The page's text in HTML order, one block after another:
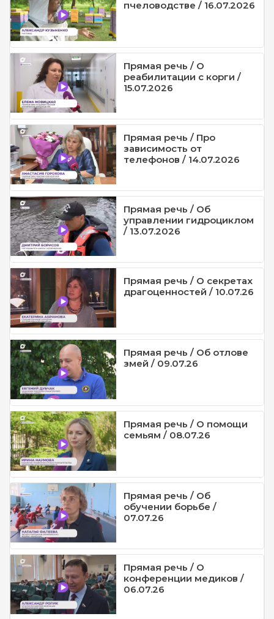
пчеловодстве / 16.07.2026
Прямая речь / О
реабилитации с корги /
15.07.2026
Прямая речь / Про
зависимость от
телефонов / 14.07.2026
Прямая речь / Об
управлении гидроциклом
/ 13.07.2026
Прямая речь / О секретах
драгоценностей / 10.07.26
Прямая речь / Об отлове
змей / 09.07.26
Прямая речь / О помощи
семьям / 08.07.26
Прямая речь / Об
обучении борьбе /
07.07.26
Прямая речь / О
конференции медиков /
06.07.26